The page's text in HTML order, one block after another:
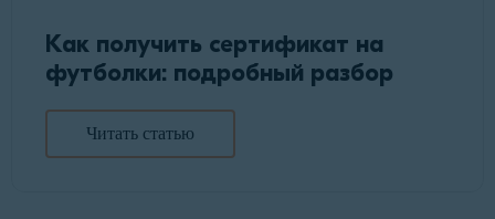
Как получить сертификат на
футболки: подробный разбор
Читать статью